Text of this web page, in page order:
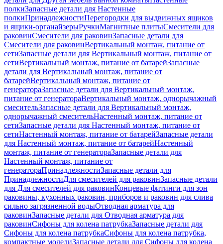
полкиЗапасные детали для Настенные
полкиПринадлежностиПерегородки для выдвижных ящиков
и ящики-органайзерыРучкиМагнитные плитыСмесители для
раковинСмесители для раковинЗапасные детали для
Смесители для раковинВертикальный монтаж, питание от
сетиЗапасные детали для Вертикальный монтаж, питание от
сетиВертикальный монтаж, питание от батарейЗапасные
детали для Вертикальный монтаж, питание от
батарейВертикальный монтаж, питание от
генератораЗапасные детали для Вертикальный монтаж,
питание от генератораВертикальный монтаж, однорычажный
смесительЗапасные детали для Вертикальный монтаж,
однорычажный смесительНастенный монтаж, питание от
сетиЗапасные детали для Настенный монтаж, питание от
сетиНастенный монтаж, питание от батарейЗапасные детали
для Настенный монтаж, питание от батарейНастенный
монтаж, питание от генератораЗапасные детали для
Настенный монтаж, питание от
генератораПринадлежностиЗапасные детали для
ПринадлежностиДля смесителей для раковинЗапасные детали
для Для смесителей для раковинКонцевые фитинги для зон
раковины, кухонных раковин, приборов и раковин для слива
сильно загрязненной водыОтводная арматура для
раковинЗапасные детали для Отводная арматура для
раковинСифоны для колена патрубкаЗапасные детали для
Сифоны для колена патрубкаСифоны для колена патрубка,
компактные моделиЗапасные детали для Сифоны для колена